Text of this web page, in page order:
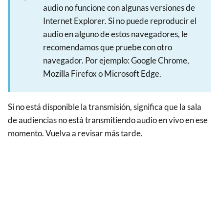
audio no funcione con algunas versiones de
Internet Explorer. Si no puede reproducir el
audio en alguno de estos navegadores, le
recomendamos que pruebe con otro
navegador. Por ejemplo: Google Chrome,
Mozilla Firefox o Microsoft Edge.
Si no está disponible la transmisión, significa que la sala
de audiencias no está transmitiendo audio en vivo en ese
momento. Vuelva a revisar más tarde.